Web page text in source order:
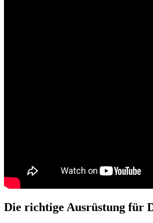
Die richtige Ausrüstung für